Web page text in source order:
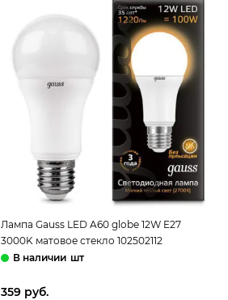
Лампа Gauss LED A60 globe 12W E27
3000K матовое стекло 102502112
шт
359 руб.